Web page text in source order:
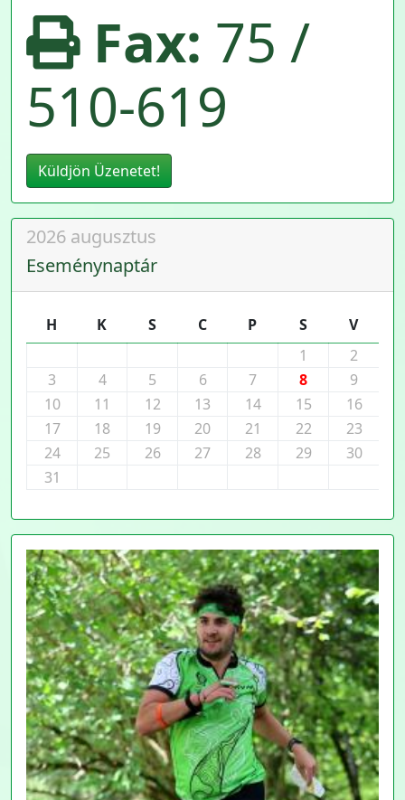
Fax: 75 /
510-619
Küldjön Üzenetet!
2026 augusztus
Eseménynaptár
H K S C P S
V
1
2
3
4 5 6 7 8
9
10
11 12 13 14 15
16
17
18 19 20 21 22
23
24
25 26 27 28 29
30
31